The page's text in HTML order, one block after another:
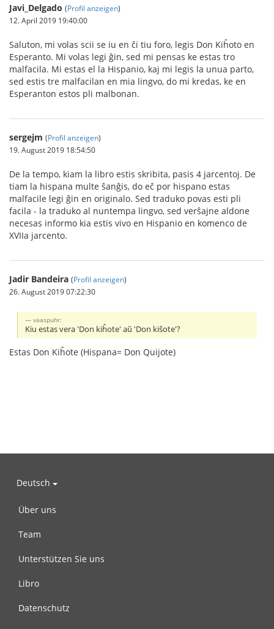
Javi_Delgado (Profil anzeigen)
12. April 2019 19:40:00
Saluton, mi volas scii se iu en ĉi tiu foro, legis Don Kiĥoto en
Esperanto. Mi volas legi ĝin, sed mi pensas ke estas tro
malfacila. Mi estas el la Hispanio, kaj mi legis la unua parto,
sed estis tre malfacilan en mia lingvo, do mi kredas, ke en
Esperanton estos pli malbonan.
sergejm (Profil anzeigen)
19. August 2019 18:54:50
De la tempo, kiam la libro estis skribita, pasis 4 jarcentoj. De
tiam la hispana multe ŝanĝis, do eĉ por hispano estas
malfacile legi ĝin en originalo. Sed traduko povas esti pli
facila - la traduko al nuntempa lingvo, sed verŝajne aldone
necesas informo kia estis vivo en Hispanio en komenco de
XVIIa jarcento.
Jadir Bandeira (Profil anzeigen)
26. August 2019 07:22:30
vaaspuhr:
Kiu estas vera 'Don kiĥote' aŭ 'Don kiŝote'?
Estas Don Kiĥote (Hispana= Don Quijote)
Deutsch
Über uns
Team
Unterstützen Sie uns
Libro
Datenschutz